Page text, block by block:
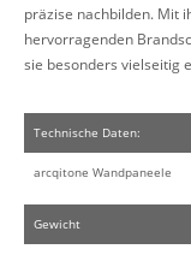
präzise nachbilden. Mit
hervorragenden
sie besonders vielseitig
Technische Daten:
arcqitone Wandpaneele
Gewicht